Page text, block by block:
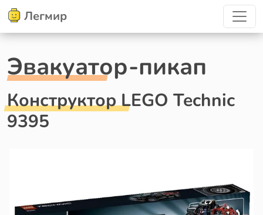
Легмир
Эвакуатор-пикап
Конструктор LEGO Technic
9395